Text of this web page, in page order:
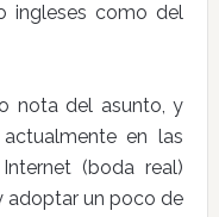
ingleses como del
nota del asunto, y
en las
(boda real)
adoptar un poco de